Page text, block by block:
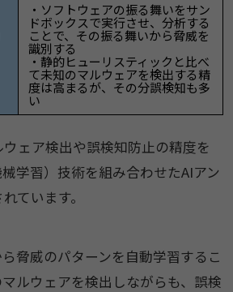
・ソフトウェアの振る舞いをサン
ドボックスで実行させ、分析する
ことで、その振る舞いから脅威を
識別する
・静的ヒューリスティックと比べ
て未知のマルウェアを検出する精
度は高まるが、その分誤検知も多
い
ェア検出や誤検知防止の精度を
学習）技術を組み合わせたAIアン
ています。
脅威のパターンを自動学習するこ
ルウェアを検出しながらも、誤検